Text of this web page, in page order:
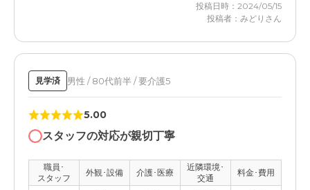
可もなく不可もなしという感じです。中の設備はこんなも
よくわかりません。私たち夫婦ともに要介護ではないの
で、そこまでお話をお聞きしてません。
近隣環境や交通アクセスについて
すが、便利なところにあると思います。
投稿日時：2024/05/15
投稿者：みどりさん
見学済 男性 / 80代前半 / 要介護5
5.00
スタッフの対応が親切丁寧
職員･
スタッフ
外観･設備 介護･医療
近隣環境･
交通
料金･費用